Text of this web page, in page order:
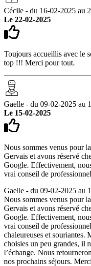
Cécile - du 16-02-2025 au
Le 22-02-2025
Toujours accueillis avec le
top !!! Merci pour tout.
Gaelle - du 09-02-2025 au
Le 15-02-2025
Nous sommes venus pour
Gervais et avons réservé
Google. Effectivement,
vrai conseil de
Gaelle - du 09-02-2025 au
Nous sommes venus pour
Gervais et avons réservé
Google. Effectivement,
vrai conseil de
chaleureuses et souriantes.
choisies un peu grandes, il
l’échange. Nous
nos prochains séjours.